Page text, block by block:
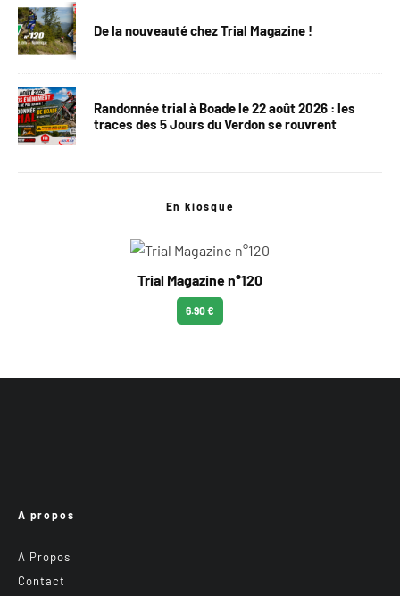
De la nouveauté chez Trial Magazine !
Randonnée trial à Boade le 22 août 2026 : les
traces des 5 Jours du Verdon se rouvrent
En kiosque
Trial Magazine n°120
6.90 €
A propos
A Propos
Contact